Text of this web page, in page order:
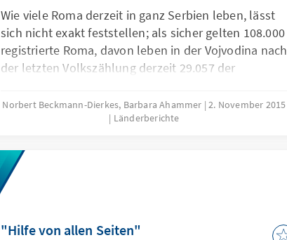
Wie viele Roma derzeit in ganz Serbien leben, lässt
sich nicht exakt feststellen; als sicher gelten 108.000
registrierte Roma, davon leben in der Vojvodina nach
der letzten Volkszählung derzeit 29.057 der
wiederum ergaben eine reale Roma-Population von
450.000 bis 500.000 Menschen, die auch als
Zivilgesellschaft herangezogen werden.
Norbert Beckmann-Dierkes, Barbara Ahammer 2. November 2015
Länderberichte
"Hilfe von allen Seiten"